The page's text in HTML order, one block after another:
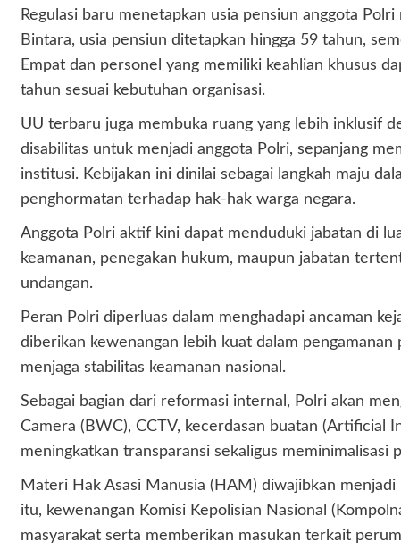
Regulasi baru menetapkan usia pensiun anggota
Bintara, usia pensiun ditetapkan hingga 59 tahun,
Empat dan personel yang memiliki keahlian khusus
tahun sesuai kebutuhan organisasi.
UU terbaru juga membuka ruang yang lebih inklusif
disabilitas untuk menjadi anggota Polri, sepanjang
institusi. Kebijakan ini dinilai sebagai langkah maju
penghormatan terhadap hak-hak warga negara.
Anggota Polri aktif kini dapat menduduki jabatan di
keamanan, penegakan hukum, maupun jabatan
undangan.
Peran Polri diperluas dalam menghadapi ancaman
diberikan kewenangan lebih kuat dalam
menjaga stabilitas keamanan nasional.
Sebagai bagian dari reformasi internal, Polri akan
Camera (BWC), CCTV, kecerdasan buatan (Artificial
meningkatkan transparansi sekaligus meminimalisasi
Materi Hak Asasi Manusia (HAM) diwajibkan
itu, kewenangan Komisi Kepolisian Nasional
masyarakat serta memberikan masukan terkait